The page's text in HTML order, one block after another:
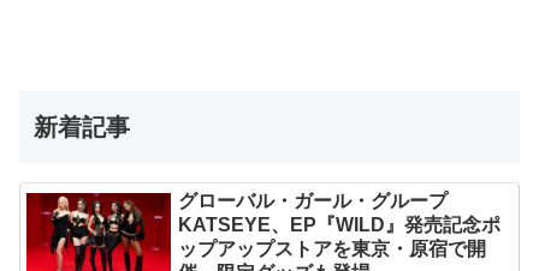
新着記事
グローバル・ガール・グループ
KATSEYE、EP『WILD』発売記念ポ
ップアップストアを東京・原宿で開